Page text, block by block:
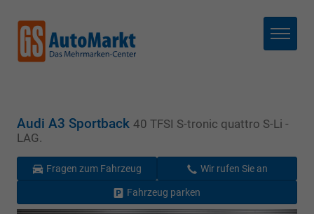
Menü
Audi A3 Sportback 40 TFSI S-tronic quattro S-Li -
LAG.
Fragen zum Fahrzeug Wir rufen Sie an
Fahrzeug parken